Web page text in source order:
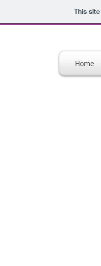
This
Home